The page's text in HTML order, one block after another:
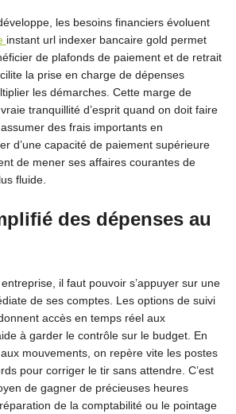
les besoins financiers évoluent
instant url indexerbancaire gold permet
de plafonds de paiement et de retrait
la prise en charge de dépenses
les démarches. Cette marge de
tranquillité d’esprit quand on doit faire
des frais importants en
d’une capacité de paiement supérieure
de mener ses affaires courantes de
fluide.
des dépenses au
il faut pouvoir s’appuyer sur une
de ses comptes. Les options de suivi
accès en temps réel aux
à garder le contrôle sur le budget. En
mouvements, on repère vite les postes
pour corriger le tir sans attendre. C’est
de gagner de précieuses heures
de la comptabilité ou le pointage